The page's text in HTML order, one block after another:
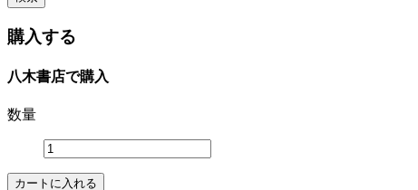
購入する
八木書店で購入
数量